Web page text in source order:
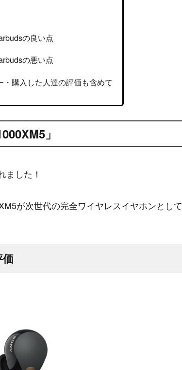
の良い点
の悪い点
購入した人達の評価も含めて
」
ました！
が次世代の完全ワイヤレスイヤホンとして